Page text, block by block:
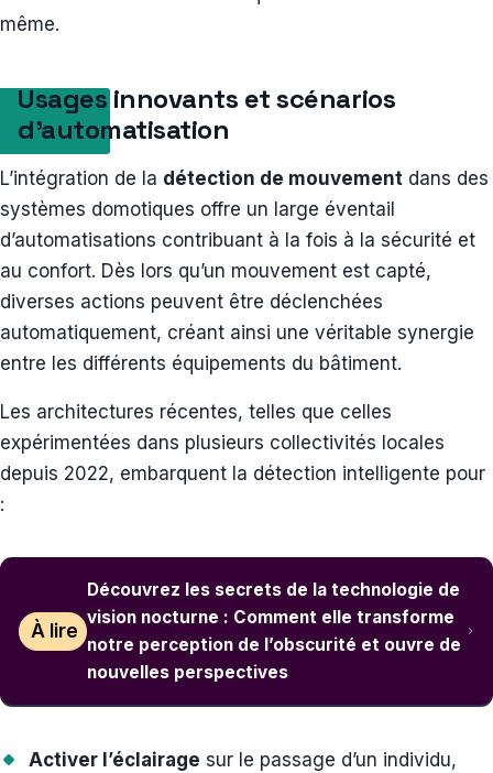
même.
Usages innovants et scénarios
d’automatisation
L’intégration de la détection de mouvement dans des
systèmes domotiques offre un large éventail
d’automatisations contribuant à la fois à la sécurité et
au confort. Dès lors qu’un mouvement est capté,
diverses actions peuvent être déclenchées
automatiquement, créant ainsi une véritable synergie
entre les différents équipements du bâtiment.
Les architectures récentes, telles que celles
expérimentées dans plusieurs collectivités locales
depuis 2022, embarquent la détection intelligente pour
:
À lire
Découvrez les secrets de la technologie de
vision nocturne : Comment elle transforme
notre perception de l’obscurité et ouvre de
nouvelles perspectives
Activer l’éclairage sur le passage d’un individu,